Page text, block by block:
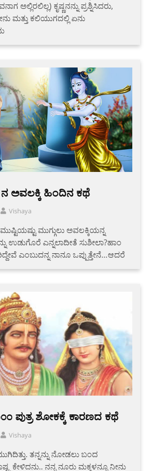
ಅಲ್ಲಿರಲಿಲ್ಲ) ಕೃಷ್ಣನನ್ನು ಪ್ರಶ್ನಿಸಿದರು,
ಮತ್ತು ಕಲಿಯುಗದಲ್ಲಿ ಏನು
ನ ಅವಲಕ್ಕಿ ಹಿಂದಿನ ಕಥೆ
Vishaya
ಮುಗ್ಗುಲು ಅವಲಕ್ಕಿಯನ್ನ
ಉಡುಗೊರೆ ಎನ್ನಲಾದೀತೆ ಸುಶೀಲಾ?ಹಾಂ
ಎಂಬುದನ್ನ ನಾನೂ ಒಪ್ಪುತ್ತೇನೆ…ಆದರೆ
ಪುತ್ರ ಶೋಕಕ್ಕೆ ಕಾರಣದ ಕಥೆ
Vishaya
ಮುಗಿದಿತ್ತು. ತನ್ನನ್ನು ನೋಡಲು ಬಂದ
ಕೇಳಿದನು.. ನನ್ನ ನೂರು ಮಕ್ಕಳನ್ನೂ ನೀನು